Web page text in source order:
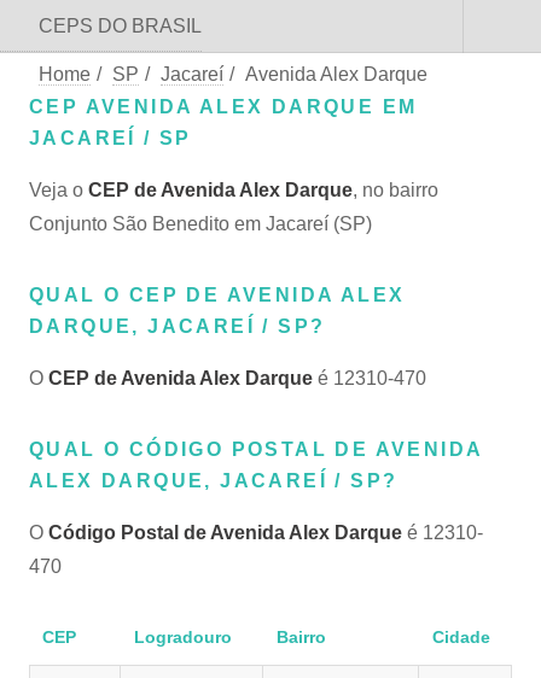
CEPS DO BRASIL
Home / SP / Jacareí / Avenida Alex Darque
CEP AVENIDA ALEX DARQUE EM
JACAREÍ / SP
Veja o CEP de Avenida Alex Darque, no bairro
Conjunto São Benedito em Jacareí (SP)
QUAL O CEP DE AVENIDA ALEX
DARQUE, JACAREÍ / SP?
O CEP de Avenida Alex Darque é 12310-470
QUAL O CÓDIGO POSTAL DE AVENIDA
ALEX DARQUE, JACAREÍ / SP?
O Código Postal de Avenida Alex Darque é 12310-
470
CEP Logradouro Bairro Cidade